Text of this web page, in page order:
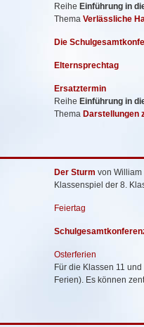
Reihe Einführung in
Thema Verlässliche
Die
Elternsprechtag
Ersatztermin
Reihe Einführung in
Thema Darstellungen
Der Sturm von
Klassenspiel der 8.
Feiertag
Osterferien
Für die Klassen 11
Ferien). Es können